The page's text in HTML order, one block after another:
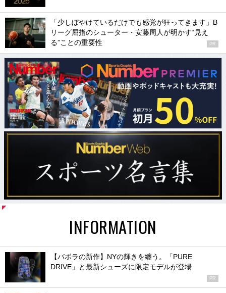
「少しぼやけているだけでも感覚が狂ってきます」B
リーグ屈指のシューター・安藤周人が明かす“見え
る”ことの重要性
PR
INFORMATION
【バボラの新作】NYの輝きを纏う。「PURE
DRIVE」と最新シューズに限定モデルが登場
PR